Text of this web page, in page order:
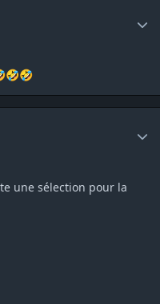
🤣🤣
une sélection pour la